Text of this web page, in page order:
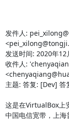
发件人:
发送时间: 2020年
收件人:
主题: 答复: [Dev]
这是在VirtualBox上
中国电信宽带，上海